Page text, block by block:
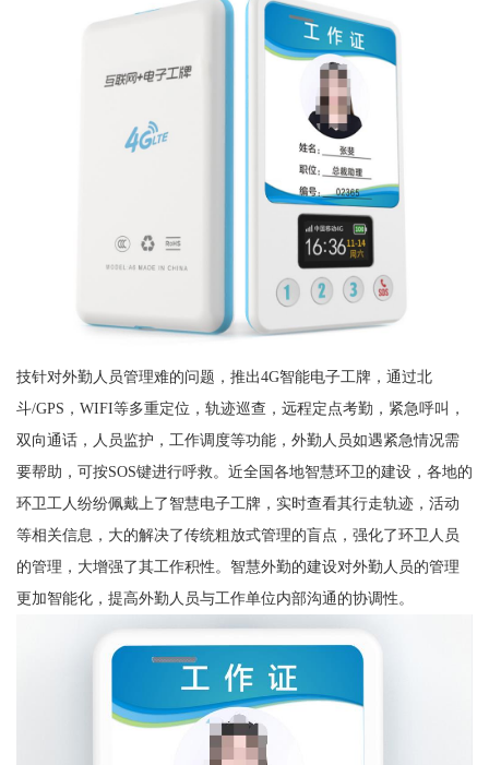
技针对外勤人员管理难的问题，推出4G智能电子工牌，通过北
斗/GPS，WIFI等多重定位，轨迹巡查，远程定点考勤，紧急呼叫，
双向通话，人员监护，工作调度等功能，外勤人员如遇紧急情况需
要帮助，可按SOS键进行呼救。近全国各地智慧环卫的建设，各地的
环卫工人纷纷佩戴上了智慧电子工牌，实时查看其行走轨迹，活动
等相关信息，大的解决了传统粗放式管理的盲点，强化了环卫人员
的管理，大增强了其工作积性。智慧外勤的建设对外勤人员的管理
更加智能化，提高外勤人员与工作单位内部沟通的协调性。